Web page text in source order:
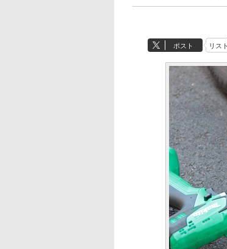
ポスト リスト